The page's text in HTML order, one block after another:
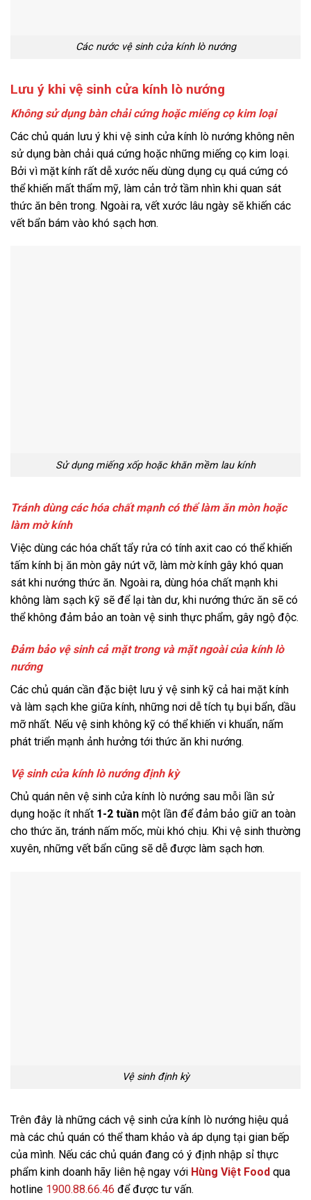
Các nước vệ sinh cửa kính lò nướng
Lưu ý khi vệ sinh cửa kính lò nướng
Không sử dụng bàn chải cứng hoặc miếng cọ kim loại
Các chủ quán lưu ý khi vệ sinh cửa kính lò nướng không nên
sử dụng bàn chải quá cứng hoặc những miếng cọ kim loại.
Bởi vì mặt kính rất dễ xước nếu dùng dụng cụ quá cứng có
thể khiến mất thẩm mỹ, làm cản trở tầm nhìn khi quan sát
thức ăn bên trong. Ngoài ra, vết xước lâu ngày sẽ khiến các
vết bẩn bám vào khó sạch hơn.
Sử dụng miếng xốp hoặc khăn mềm lau kính
Tránh dùng các hóa chất mạnh có thể làm ăn mòn hoặc
làm mờ kính
Việc dùng các hóa chất tẩy rửa có tính axit cao có thể khiến
tấm kính bị ăn mòn gây nứt vỡ, làm mờ kính gây khó quan
sát khi nướng thức ăn. Ngoài ra, dùng hóa chất mạnh khi
không làm sạch kỹ sẽ để lại tàn dư, khi nướng thức ăn sẽ có
thể không đảm bảo an toàn vệ sinh thực phẩm, gây ngộ độc.
Đảm bảo vệ sinh cả mặt trong và mặt ngoài của kính lò
nướng
Các chủ quán cần đặc biệt lưu ý vệ sinh kỹ cả hai mặt kính
và làm sạch khe giữa kính, những nơi dễ tích tụ bụi bẩn, dầu
mỡ nhất. Nếu vệ sinh không kỹ có thể khiến vi khuẩn, nấm
phát triển mạnh ảnh hưởng tới thức ăn khi nướng.
Vệ sinh cửa kính lò nướng định kỳ
Chủ quán nên vệ sinh cửa kính lò nướng sau mỗi lần sử
dụng hoặc ít nhất 1-2 tuần một lần để đảm bảo giữ an toàn
cho thức ăn, tránh nấm mốc, mùi khó chịu. Khi vệ sinh thường
xuyên, những vết bẩn cũng sẽ dễ được làm sạch hơn.
Vệ sinh định kỳ
Trên đây là những cách vệ sinh cửa kính lò nướng hiệu quả
mà các chủ quán có thể tham khảo và áp dụng tại gian bếp
của mình. Nếu các chủ quán đang có ý định nhập sỉ thực
phẩm kinh doanh hãy liên hệ ngay với Hùng Việt Food qua
hotline 1900.88.66.46 để được tư vấn.